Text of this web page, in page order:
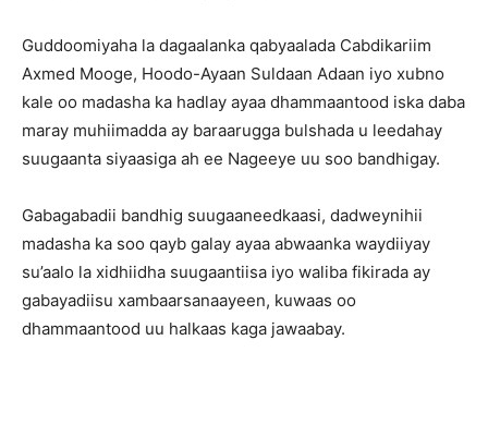
Guddoomiyaha la dagaalanka qabyaalada Cabdikariim
Axmed Mooge, Hoodo-Ayaan Suldaan Adaan iyo xubno
kale oo madasha ka hadlay ayaa dhammaantood iska daba
maray muhiimadda ay baraarugga bulshada u leedahay
suugaanta siyaasiga ah ee Nageeye uu soo bandhigay.
Gabagabadii bandhig suugaaneedkaasi, dadweynihii
madasha ka soo qayb galay ayaa abwaanka waydiiyay
su’aalo la xidhiidha suugaantiisa iyo waliba fikirada ay
gabayadiisu xambaarsanaayeen, kuwaas oo
dhammaantood uu halkaas kaga jawaabay.